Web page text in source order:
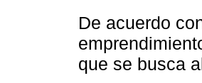
De acuerdo
que se busca